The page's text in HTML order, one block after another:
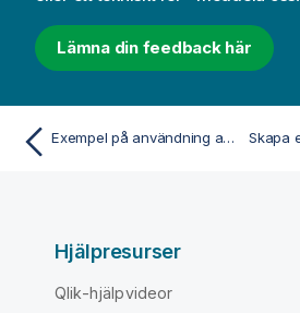
Lämna din feedback här
Exempel på användning av chi2-test-funktioner i diagram
Hjälpresurser
Qlik-hjälpvideor